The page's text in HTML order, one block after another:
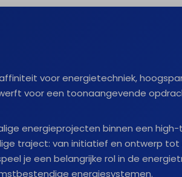
voor energietechniek,
voor een toonaangevende
energieprojecten binnen een
traject: van initiatief en ontwerp
je een belangrijke rol in de
energiesystemen.